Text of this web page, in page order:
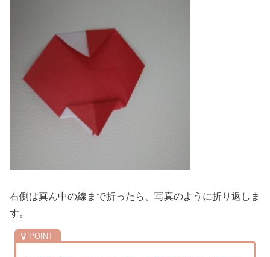
右側は真ん中の線まで折ったら、写真のように折り返しま
す。